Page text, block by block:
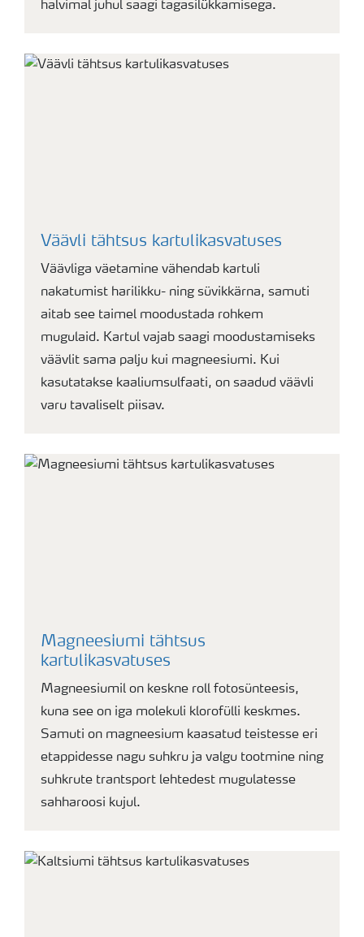
halvimal juhul saagi tagasilükkamisega.
Väävli tähtsus kartulikasvatuses
Väävliga väetamine vähendab kartuli
nakatumist harilikku- ning süvikkärna, samuti
aitab see taimel moodustada rohkem
mugulaid. Kartul vajab saagi moodustamiseks
väävlit sama palju kui magneesiumi. Kui
kasutatakse kaaliumsulfaati, on saadud väävli
varu tavaliselt piisav.
Magneesiumi tähtsus
kartulikasvatuses
Magneesiumil on keskne roll fotosünteesis,
kuna see on iga molekuli klorofülli keskmes.
Samuti on magneesium kaasatud teistesse eri
etappidesse nagu suhkru ja valgu tootmine ning
suhkrute trantsport lehtedest mugulatesse
sahharoosi kujul.